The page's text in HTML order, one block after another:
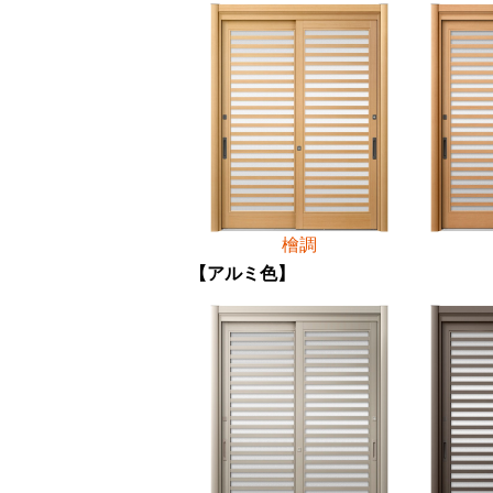
檜調
【アルミ色】